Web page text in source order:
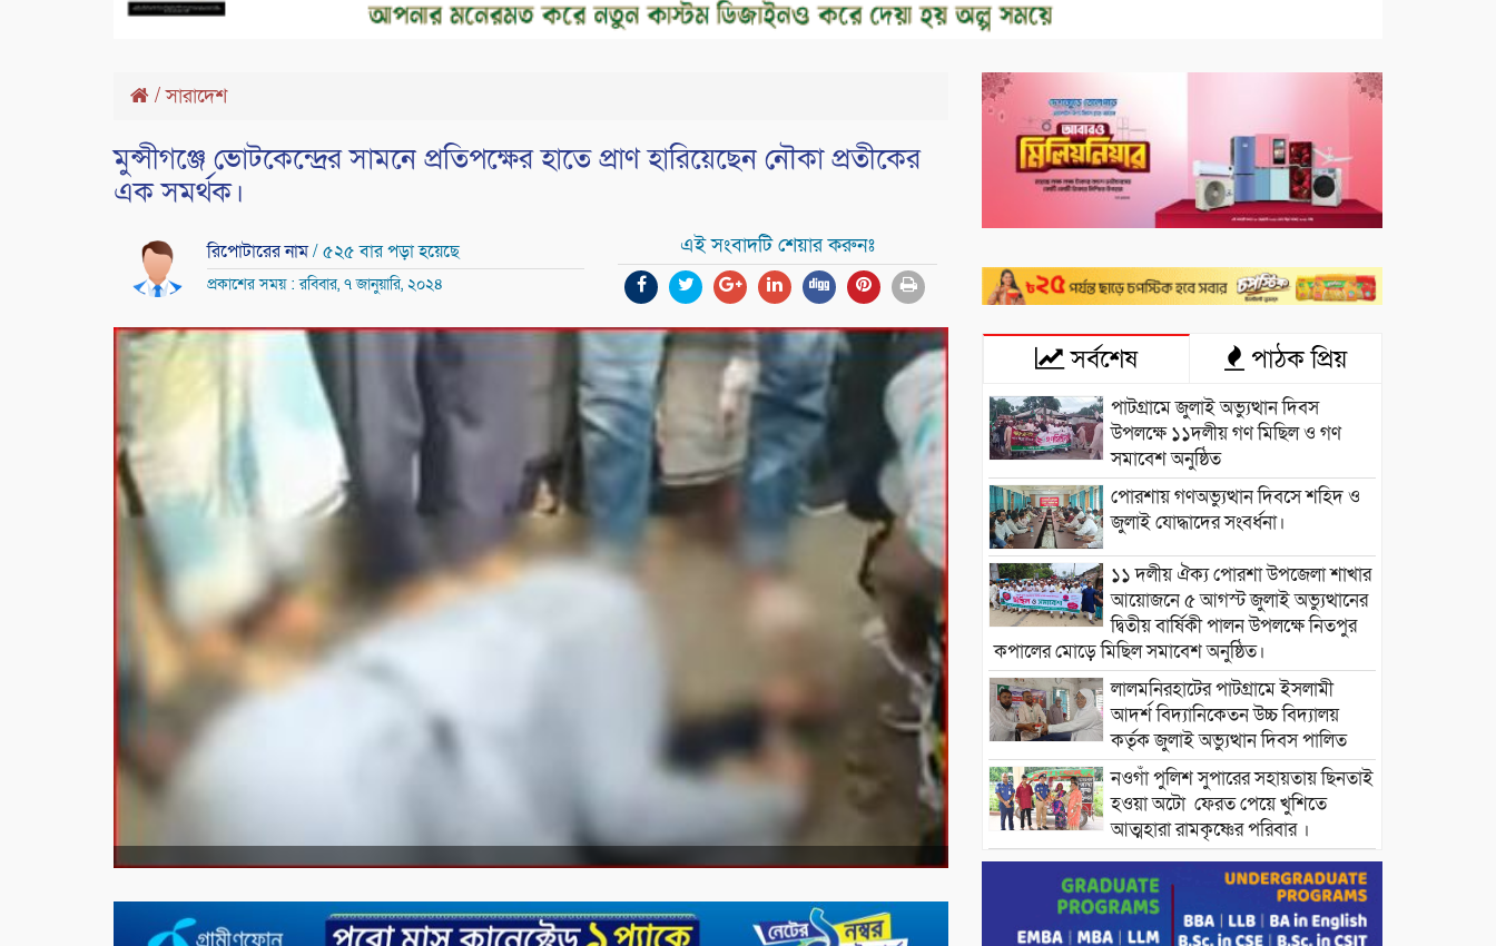
/সারাদেশ
মুন্সীগঞ্জে ভোটকেন্দ্রের সামনে প্রতিপক্ষের হাতে প্রাণ হারিয়েছেন নৌকা প্রতীকের
এক সমর্থক।
রিপোটারের নাম/ ৫২৫ বার পড়া হয়েছে
প্রকাশের সময় : রবিবার, ৭ জানুয়ারি, ২০২৪
এই সংবাদটি শেয়ার করুনঃ
সর্বশেষ পাঠক প্রিয়
পাটগ্রামে জুলাই অভ্যুত্থান দিবস
উপলক্ষে ১১দলীয় গণ মিছিল ও গণ
সমাবেশ অনুষ্ঠিত
পোরশায় গণঅভ্যুত্থান দিবসে শহিদ ও
জুলাই যোদ্ধাদের সংবর্ধনা।
১১ দলীয় ঐক্য পোরশা উপজেলা শাখার
আয়োজনে ৫ আগস্ট জুলাই অভ্যুত্থানের
দ্বিতীয় বার্ষিকী পালন উপলক্ষে নিতপুর
কপালের মোড়ে মিছিল সমাবেশ অনুষ্ঠিত।
লালমনিরহাটের পাটগ্রামে ইসলামী
আদর্শ বিদ্যানিকেতন উচ্চ বিদ্যালয়
কর্তৃক জুলাই অভ্যুত্থান দিবস পালিত
নওগাঁ পুলিশ সুপারের সহায়তায় ছিনতাই
হওয়া অটো ফেরত পেয়ে খুশিতে
আত্মহারা রামকৃষ্ণের পরিবার ।
বিদ্যুৎ ও জ্বালানির অতিরিক্ত বিল আসলে
যা করতে বললেন প্রধানমন্ত্রীর তথ্য
উপদেষ্টা।